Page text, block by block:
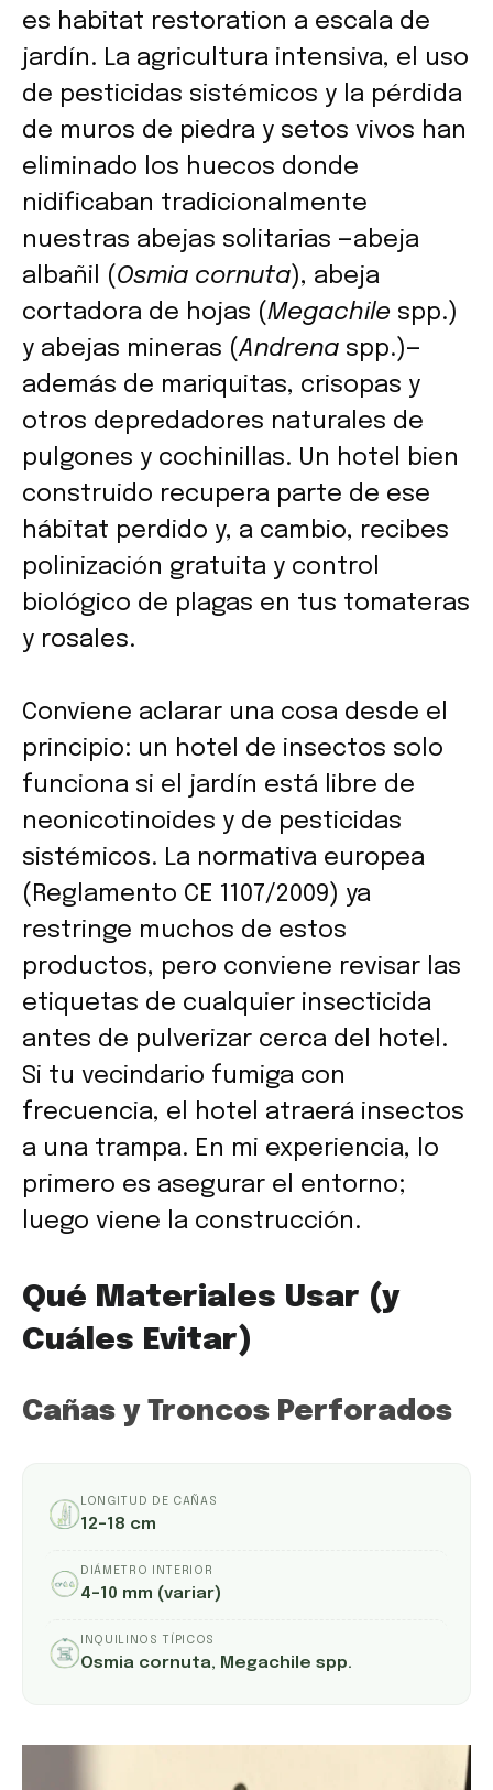
es habitat restoration a escala de
jardín. La agricultura intensiva, el uso
de pesticidas sistémicos y la pérdida
de muros de piedra y setos vivos han
eliminado los huecos donde
nidificaban tradicionalmente
nuestras abejas solitarias —abeja
albañil (Osmia cornuta), abeja
cortadora de hojas (Megachile spp.)
y abejas mineras (Andrena spp.)—
además de mariquitas, crisopas y
otros depredadores naturales de
pulgones y cochinillas. Un hotel bien
construido recupera parte de ese
hábitat perdido y, a cambio, recibes
polinización gratuita y control
biológico de plagas en tus tomateras
y rosales.
Conviene aclarar una cosa desde el
principio: un hotel de insectos solo
funciona si el jardín está libre de
neonicotinoides y de pesticidas
sistémicos. La normativa europea
(Reglamento CE 1107/2009) ya
restringe muchos de estos
productos, pero conviene revisar las
etiquetas de cualquier insecticida
antes de pulverizar cerca del hotel.
Si tu vecindario fumiga con
frecuencia, el hotel atraerá insectos
a una trampa. En mi experiencia, lo
primero es asegurar el entorno;
luego viene la construcción.
Qué Materiales Usar (y
Cuáles Evitar)
Cañas y Troncos Perforados
LONGITUD DE CAÑAS
12–18 cm
DIÁMETRO INTERIOR
4–10 mm (variar)
INQUILINOS TÍPICOS
Osmia cornuta, Megachile spp.